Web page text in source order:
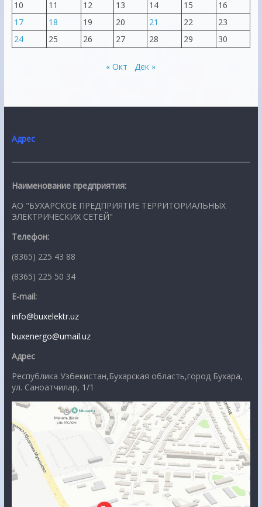
10 11 12 13 14 15
16
17
18 19 20 21 22
23
24
25 26 27 28 29 30
« Окт Дек »
Адрес
Наименование предприятия:
АО "БУХАРСКОЕ ПРЕДПРИЯТИЕ ТЕРРИТОРИАЛЬНЫХ
ЭЛЕКТРИЧЕСКИХ СЕТЕЙ"
Телефон:
(8365) 225 43 88
(8365) 225 50 34
E-mail:
info@buxelektr.uz
buxenergo@umail.uz
Адрес
Республика Узбекистан,Бухарская область,город Бухара,
ул. Саноатчилар, 1/1